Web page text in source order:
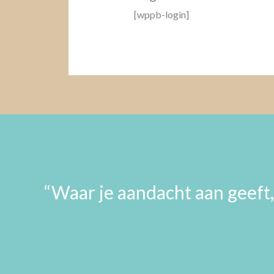
[wppb-login]
“Waar je aandacht aan